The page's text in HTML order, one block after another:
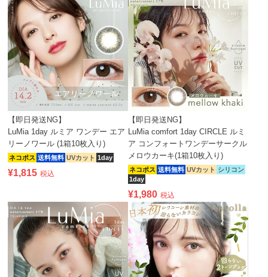
【即日発送NG】
LuMia 1day ルミア ワンデー エア
リーノワール (1箱10枚入り)
ネコポス 送料無料 UVカット 1day
¥1,815 税込
【即日発送NG】
LuMia comfort 1day CIRCLE ルミ
ア コンフォートワンデーサークル
メロウカーキ(1箱10枚入り)
ネコポス 送料無料 UVカット シリコン
1day
¥1,980 税込